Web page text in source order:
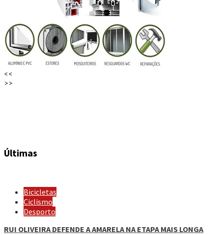
<<
>>
Últimas
Bicicletas
Ciclismo
Desporto
RUI OLIVEIRA DEFENDE A AMARELA NA ETAPA MAIS LONGA